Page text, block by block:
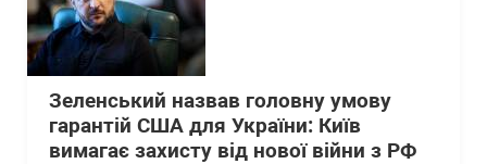
Зеленський назвав головну умову
гарантій США для України: Київ
вимагає захисту від нової війни з РФ